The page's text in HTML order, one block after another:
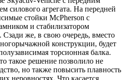
силового агрегата. На передней
стойки McPherson с
и стабилизатором
Сзади же, в свою очередь, вместо
конструкции, будет
торсионная балка.
такое решение позволило не
но также повысить плавность
неровностях. Что касается